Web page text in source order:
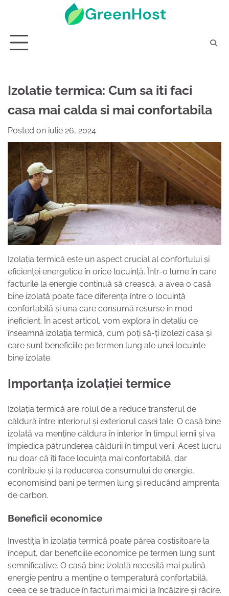
Izolatie termica: Cum sa iti faci
casa mai calda si mai confortabila
Posted on iulie 26, 2024
Izolația termică este un aspect crucial al confortului și
eficienței energetice în orice locuință. Într-o lume în care
facturile la energie continuă să crească, a avea o casă
bine izolată poate face diferența între o locuință
confortabilă și una care consumă resurse în mod
ineficient. În acest articol, vom explora în detaliu ce
înseamnă izolația termică, cum poți să-ți izolezi casa și
care sunt beneficiile pe termen lung ale unei locuințe
bine izolate.
Importanța izolației termice
Izolația termică are rolul de a reduce transferul de
căldură între interiorul și exteriorul casei tale. O casă bine
izolată va menține căldura în interior în timpul iernii și va
împiedica pătrunderea căldurii în timpul verii. Acest lucru
nu doar că îți face locuința mai confortabilă, dar
contribuie și la reducerea consumului de energie,
economisind bani pe termen lung și reducând amprenta
de carbon.
Beneficii economice
Investiția în izolația termică poate părea costisitoare la
început, dar beneficiile economice pe termen lung sunt
semnificative. O casă bine izolată necesită mai puțină
energie pentru a menține o temperatură confortabilă,
ceea ce se traduce în facturi mai mici la încălzire și răcire.